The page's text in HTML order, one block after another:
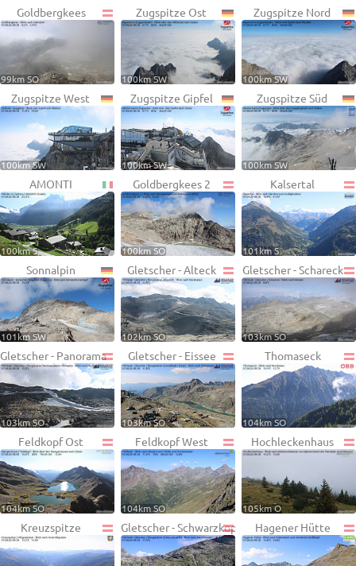
Goldbergkees
99km SO
Zugspitze Ost
100km SW
Zugspitze Nord
100km SW
Zugspitze West
100km SW
Zugspitze Gipfel
100km SW
Zugspitze Süd
100km SW
AMONTI
100km S
Goldbergkees 2
100km SO
Kalsertal
101km S
Sonnalpin
101km SW
Gletscher - Alteck
102km SO
Gletscher - Schareck
103km SO
Gletscher - Panorama
103km SO
Gletscher - Eissee
103km SO
Thomaseck
104km SO
Feldkopf Ost
104km SO
Feldkopf West
104km SO
Hochleckenhaus
105km O
Kreuzspitze Gletscher - Schwarzkopf Hagener Hütte